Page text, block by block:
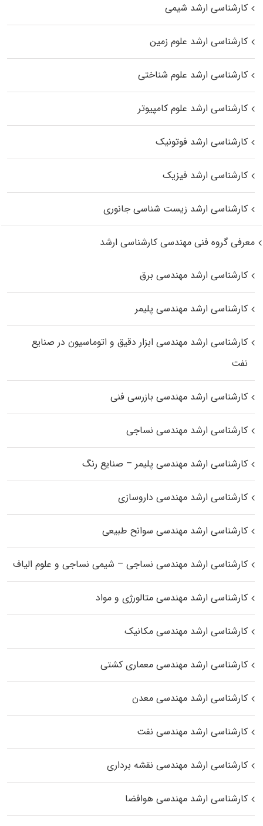
کارشناسی ارشد شیمی
کارشناسی ارشد علوم زمین
کارشناسی ارشد علوم شناختی
کارشناسی ارشد علوم کامپیوتر
کارشناسی ارشد فوتونیک
کارشناسی ارشد فیزیک
کارشناسی ارشد زیست‌ شناسی جانوری
معرفی گروه فنی مهندسی کارشناسی ارشد
کارشناسی ارشد مهندسی برق
کارشناسی ارشد مهندسی پلیمر
کارشناسی ارشد مهندسی ابزار دقیق و اتوماسیون در صنایع
نفت
کارشناسی ارشد مهندسی بازرسی فنی
کارشناسی ارشد مهندسی نساجی
کارشناسی ارشد مهندسی پلیمر – صنایع رنگ
کارشناسی ارشد مهندسی داروسازی
کارشناسی ارشد مهندسی سوانح طبیعی
کارشناسی ارشد مهندسی نساجی – شیمی نساجی و علوم الیاف
کارشناسی ارشد مهندسی متالورژی و مواد
کارشناسی ارشد مهندسی مکانیک
کارشناسی ارشد مهندسی معماری کشتی
کارشناسی ارشد مهندسی معدن
کارشناسی ارشد مهندسی نفت
کارشناسی ارشد مهندسی نقشه برداری
کارشناسی ارشد مهندسی هوافضا